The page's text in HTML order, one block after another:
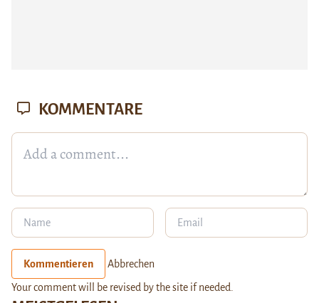
KOMMENTARE
Kommentieren Abbrechen
Your comment will be revised by the site if needed.